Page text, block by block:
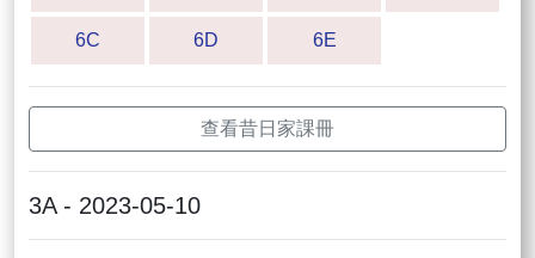
6C 6D 6E
查看昔日家課冊
3A - 2023-05-10